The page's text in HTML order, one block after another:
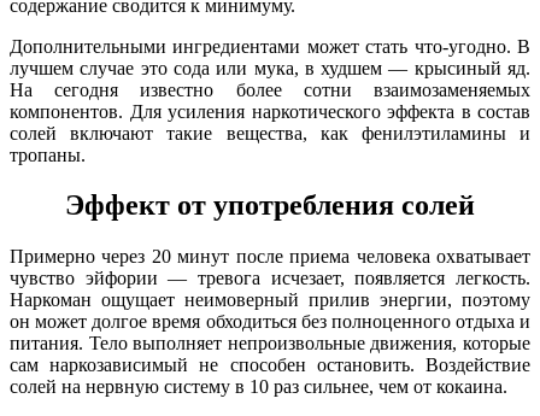
содержание сводится к минимуму.
Дополнительными ингредиентами может стать что-угодно. В
лучшем случае это сода или мука, в худшем — крысиный яд.
На сегодня известно более сотни взаимозаменяемых
компонентов. Для усиления наркотического эффекта в состав
солей включают такие вещества, как фенилэтиламины и
тропаны.
Эффект от употребления солей
Примерно через 20 минут после приема человека охватывает
чувство эйфории — тревога исчезает, появляется легкость.
Наркоман ощущает неимоверный прилив энергии, поэтому
он может долгое время обходиться без полноценного отдыха и
питания. Тело выполняет непроизвольные движения, которые
сам наркозависимый не способен остановить. Воздействие
солей на нервную систему в 10 раз сильнее, чем от кокаина.